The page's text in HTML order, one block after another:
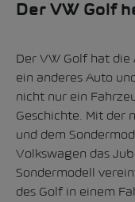
Der VW Golf
Der VW Golf hat
ein anderes Auto
nicht nur ein
Geschichte. Mit der
und dem
Volkswagen das
Sondermodell
des Golf in einem